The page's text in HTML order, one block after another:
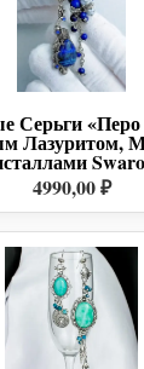
Серьги
Лазуритом,
4990,00 ₽